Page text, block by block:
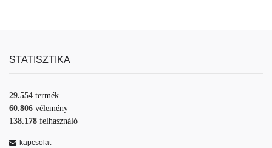
STATISZTIKA
29.554 termék
60.806 vélemény
138.178 felhasználó
kapcsolat